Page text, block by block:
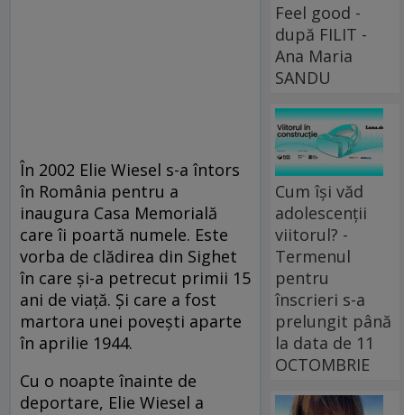
În 2002 Elie Wiesel s-a întors
în România pentru a
inaugura Casa Memorială
care îi poartă numele. Este
vorba de clădirea din Sighet
în care și-a petrecut primii 15
ani de viață. Și care a fost
martora unei povești aparte
în aprilie 1944.
Cu o noapte înainte de
deportare, Elie Wiesel a
Feel good -
după FILIT -
Ana Maria
SANDU
Cum își văd
adolescenții
viitorul? -
Termenul
pentru
înscrieri s-a
prelungit până
la data de 11
OCTOMBRIE